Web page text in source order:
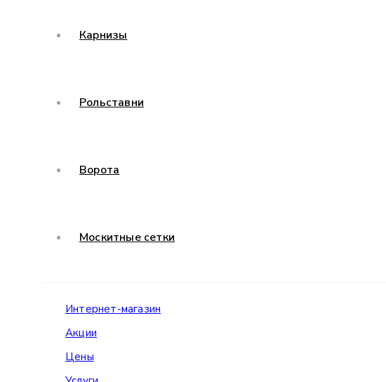
Карнизы
Рольставни
Ворота
Москитные сетки
Интернет-магазин
Акции
Цены